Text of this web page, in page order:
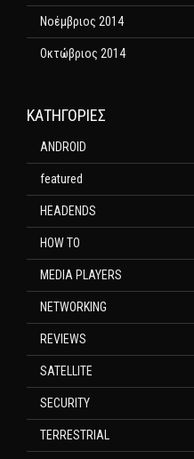
Νοέμβριος 2014
Οκτώβριος 2014
KΑΤΗΓΟΡΊΕΣ
ANDROID
featured
HEADENDS
HOW TO
MEDIA PLAYERS
NETWORKING
REVIEWS
SATELLITE
SECURITY
TERRESTRIAL